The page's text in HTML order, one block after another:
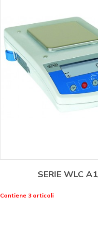
SERIE WLC
Contiene 3 articoli